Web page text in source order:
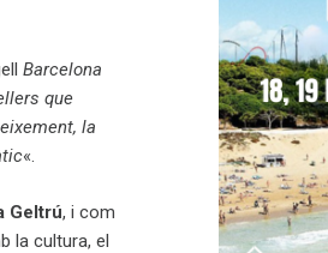
Barcelona
que
la
«.
Geltrú, i com
la cultura, el